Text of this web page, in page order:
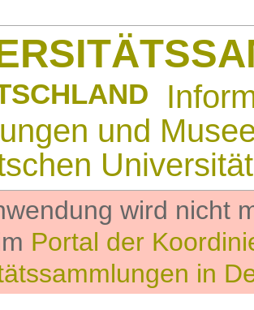
und
wird nicht
Portal der
in